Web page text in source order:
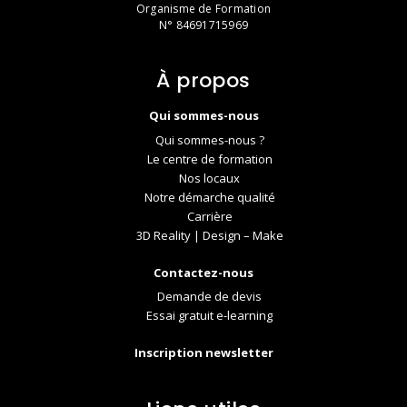
Organisme de Formation
N° 84691715969
À propos
Qui sommes-nous
Qui sommes-nous ?
Le centre de formation
Nos locaux
Notre démarche qualité
Carrière
3D Reality | Design – Make
Contactez-nous
Demande de devis
Essai gratuit e-learning
Inscription newsletter